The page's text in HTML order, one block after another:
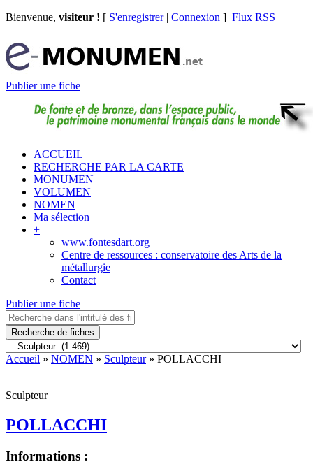
Bienvenue, visiteur ! [ S'enregistrer| Connexion ] Flux RSS
Publier une fiche
ACCUEIL
RECHERCHE PAR LA CARTE
MONUMEN
VOLUMEN
NOMEN
Ma sélection
+
www.fontesdart.org
Centre de ressources : conservatoire des Arts de la
métallurgie
Contact
Publier une fiche
Recherche de fiches
Accueil » NOMEN » Sculpteur» POLLACCHI
Sculpteur
POLLACCHI
Informations :